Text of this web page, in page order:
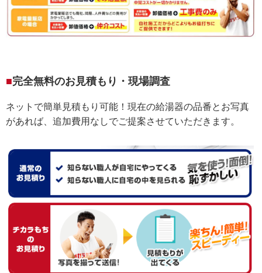
完全無料のお見積もり・現場調査
ネットで簡単見積もり可能！現在の給湯器の品番とお写真
があれば、追加費用なしでご提案させていただきます。